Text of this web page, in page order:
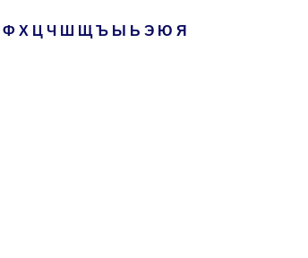
Ф Х Ц Ч Ш Щ Ъ Ы Ь Э Ю Я